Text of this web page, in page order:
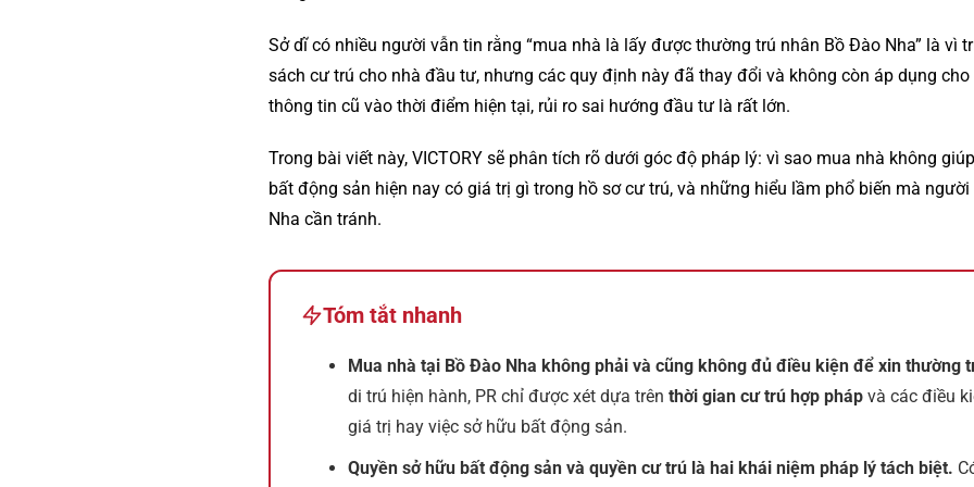
Sở dĩ có nhiều người vẫn tin rằng “mua nhà là lấy được thường trú nhân Bồ Đào Nha” là vì
sách cư trú cho nhà đầu tư, nhưng các quy định này đã thay đổi và không còn áp dụng
thông tin cũ vào thời điểm hiện tại, rủi ro sai hướng đầu tư là rất lớn.
Trong bài viết này, VICTORY sẽ phân tích rõ dưới góc độ pháp lý: vì sao mua nhà không
bất động sản hiện nay có giá trị gì trong hồ sơ cư trú, và những hiểu lầm phổ biến mà
Nha cần tránh.
Tóm tắt nhanh
Mua nhà tại Bồ Đào Nha không phải và cũng không đủ điều kiện để xin thường
di trú hiện hành, PR chỉ được xét dựa trên thời gian cư trú hợp phápvà các điều
giá trị hay việc sở hữu bất động sản.
Quyền sở hữu bất động sản và quyền cư trú là hai khái niệm pháp lý tách biệt.